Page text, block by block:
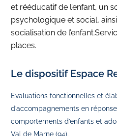
et rééducatif de l’enfant, un
psychologique et social, ainsi
socialisation de
places.
Le dispositif Espace
Evaluations fonctionnelles et
d’accompagnements en
comportements d’enfants et
Val de Marne (94).